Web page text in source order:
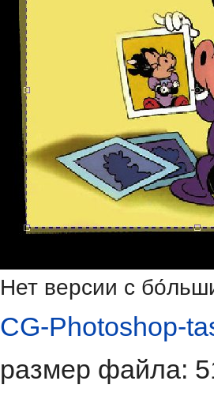
Нет версии с
CG-Photoshop-
размер файла: